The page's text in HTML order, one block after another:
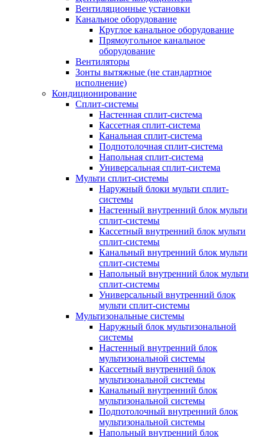
Вентиляционные установки
Канальное оборудование
Круглое канальное оборудование
Прямоугольное канальное
оборудование
Вентиляторы
Зонты вытяжные (не стандартное
исполнение)
Кондиционирование
Сплит-системы
Настенная сплит-система
Кассетная сплит-система
Канальная сплит-система
Подпотолочная сплит-система
Напольная сплит-система
Универсальная сплит-система
Мульти сплит-системы
Наружный блоки мульти сплит-
системы
Настенный внутренний блок мульти
сплит-системы
Кассетный внутренний блок мульти
сплит-системы
Канальный внутренний блок мульти
сплит-системы
Напольный внутренний блок мульти
сплит-системы
Универсальный внутренний блок
мульти сплит-системы
Мультизональные системы
Наружный блок мультизональной
системы
Настенный внутренний блок
мультизональной системы
Кассетный внутренний блок
мультизональной системы
Канальный внутренний блок
мультизональной системы
Подпотолочный внутренний блок
мультизональной системы
Напольный внутренний блок